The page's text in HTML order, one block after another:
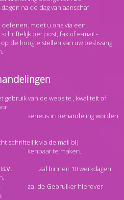
na de dag van aanschaf.
moet u ons via een
per post, fax of e-mail -
de hoogte stellen van uw beslissing
gebruik van de website , kwaliteit of
serieus in behandeling worden
schriftelijk via de mail bij
kenbaar te maken.
zal binnen 10 werkdagen
zal de Gebruiker hierover